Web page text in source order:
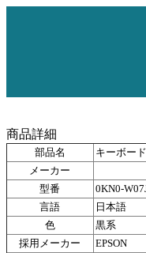
商品詳細
部品名
キーボード
メーカー
型番
0KN0-
言語
日本語
色
黒系
採用メーカー
EPSON